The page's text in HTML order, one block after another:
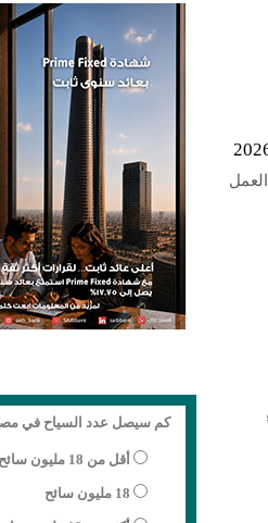
كم سيصل عدد السياح في مصر
أقل من 18 مليون سائح
18 مليون سائح